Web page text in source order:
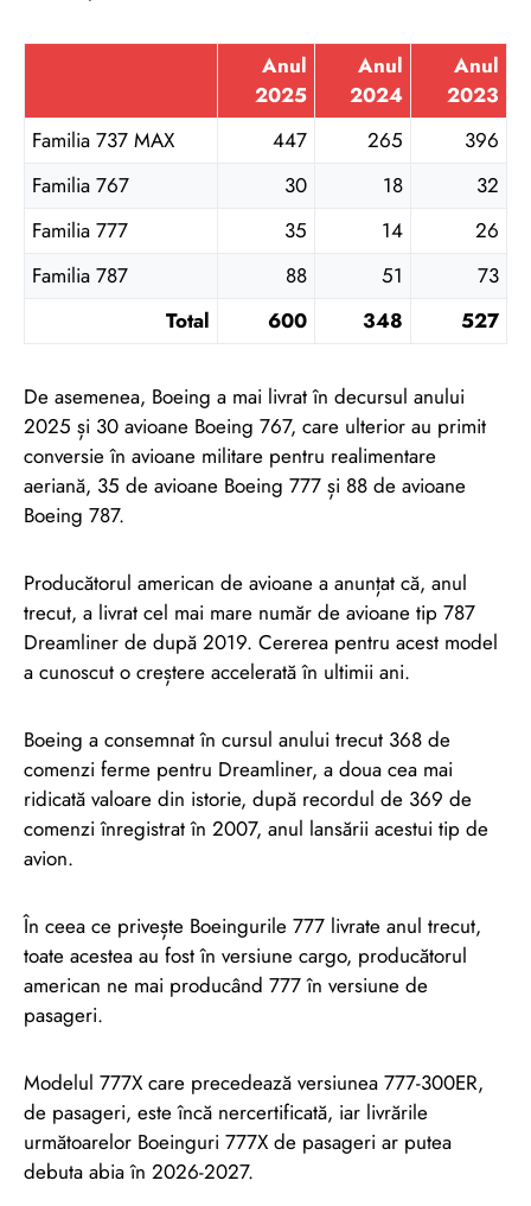
Anul
2025
Anul
2024
Anul
2023
Familia 737 MAX
447 265
396
Familia 767
30 18
32
Familia 777
35 14
26
Familia 787
88 51
73
Total
600 348 527
De asemenea, Boeing a mai livrat în decursul anului
2025 și 30 avioane Boeing 767, care ulterior au primit
conversie în avioane militare pentru realimentare
aeriană, 35 de avioane Boeing 777 și 88 de avioane
Boeing 787.
Producătorul american de avioane a anunțat că, anul
trecut, a livrat cel mai mare număr de avioane tip 787
Dreamliner de după 2019. Cererea pentru acest model
a cunoscut o creștere accelerată în ultimii ani.
Boeing a consemnat în cursul anului trecut 368 de
comenzi ferme pentru Dreamliner, a doua cea mai
ridicată valoare din istorie, după recordul de 369 de
comenzi înregistrat în 2007, anul lansării acestui tip de
avion.
În ceea ce privește Boeingurile 777 livrate anul trecut,
toate acestea au fost în versiune cargo, producătorul
american ne mai producând 777 în versiune de
pasageri.
Modelul 777X care precedează versiunea 777-300ER,
de pasageri, este încă nercertificată, iar livrările
următoarelor Boeinguri 777X de pasageri ar putea
debuta abia în 2026-2027.